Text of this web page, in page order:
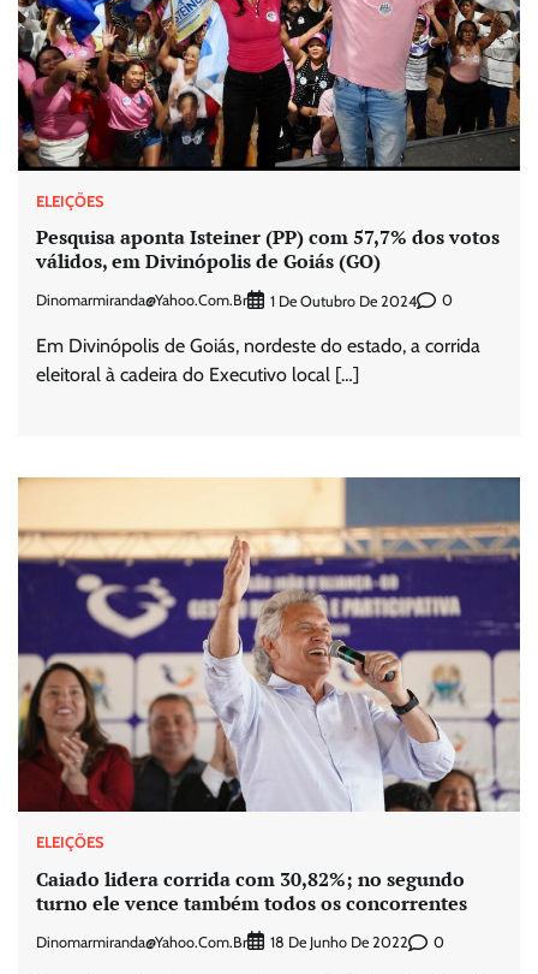
ELEIÇÕES
Pesquisa aponta Isteiner (PP) com 57,7% dos votos
válidos, em Divinópolis de Goiás (GO)
Dinomarmiranda@yahoo.com.br 1 De Outubro De 2024 0
Em Divinópolis de Goiás, nordeste do estado, a corrida
eleitoral à cadeira do Executivo local […]
ELEIÇÕES
Caiado lidera corrida com 30,82%; no segundo
turno ele vence também todos os concorrentes
Dinomarmiranda@yahoo.com.br 18 De Junho De 2022 0